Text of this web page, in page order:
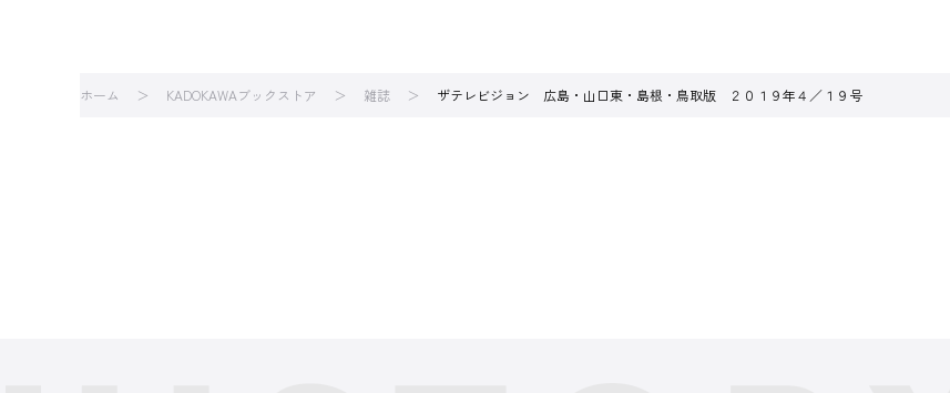
ホーム KADOKAWAブックストア 雑誌 ザテレビジョン 広島・山口東・島根・鳥取版 ２０１９年４／１９号